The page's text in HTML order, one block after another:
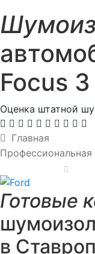
Focus
Оценка штатной
Главная
Готовые
в